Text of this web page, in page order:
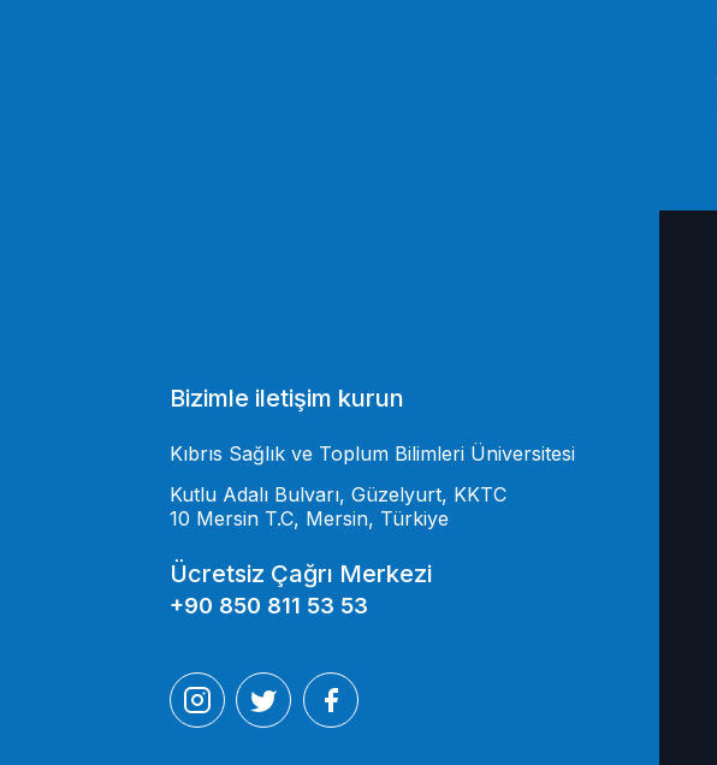
Bizimle iletişim kurun
Kıbrıs Sağlık ve Toplum Bilimleri Üniversitesi
Kutlu Adalı Bulvarı, Güzelyurt, KKTC
10 Mersin T.C, Mersin, Türkiye
Ücretsiz Çağrı Merkezi
+90 850 811 53 53